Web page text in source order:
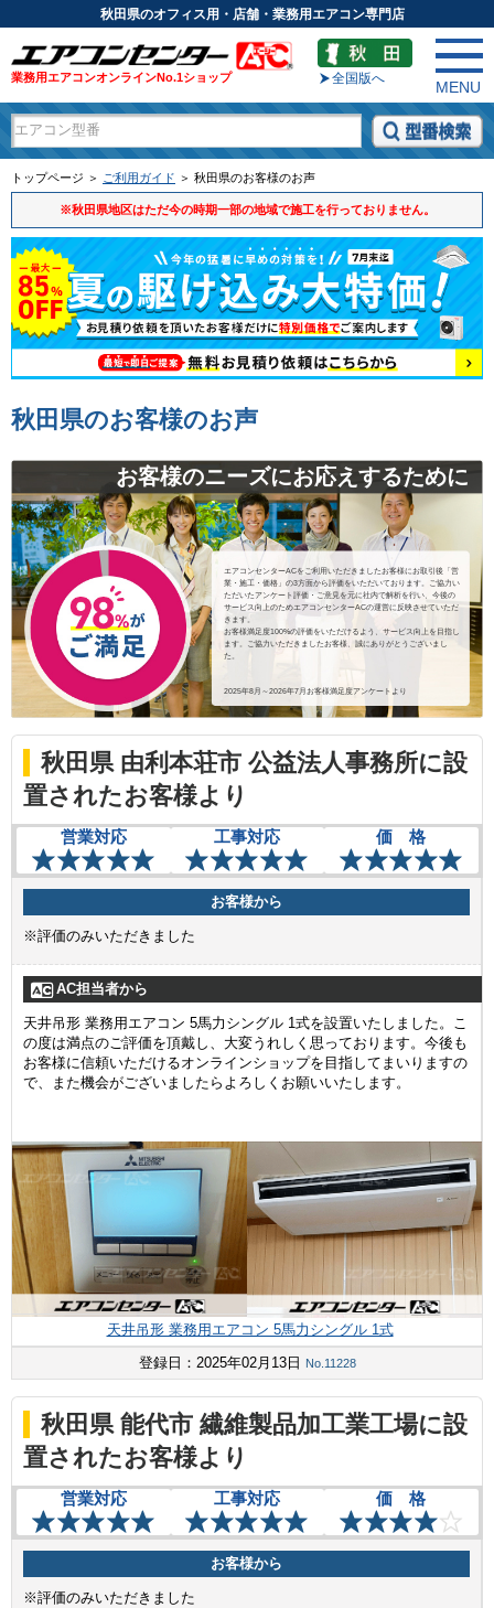
秋田県のオフィス用・店舗・業務用エアコン専門店
業務用エアコンオンラインNo.1ショップ 全国版へ
MENU
トップページ ＞ ご利用ガイド ＞ 秋田県のお客様のお声
※秋田県地区はただ今の時期一部の地域で施工を行っておりません。
秋田県のお客様のお声
お客様のニーズにお応えするために
エアコンセンターACをご利用いただきましたお客様にお取引後「営
業・施工・価格」の3方面から評価をいただいております。ご協力い
ただいたアンケート評価・ご意見を元に社内で解析を行い、今後の
サービス向上のためエアコンセンターACの運営に反映させていただ
きます。
お客様満足度100%の評価をいただけるよう、サービス向上を目指し
ます。ご協力いただきましたお客様、誠にありがとうございまし
た。
2025年8月～2026年7月お客様満足度アンケートより
秋田県 由利本荘市 公益法人事務所に設
置されたお客様より
営業対応 工事対応 価 格
お客様から
※評価のみいただきました
AC担当者から
天井吊形 業務用エアコン 5馬力シングル 1式を設置いたしました。こ
の度は満点のご評価を頂戴し、大変うれしく思っております。今後も
お客様に信頼いただけるオンラインショップを目指してまいりますの
で、また機会がございましたらよろしくお願いいたします。
天井吊形 業務用エアコン 5馬力シングル 1式
登録日：2025年02月13日
No.11228
秋田県 能代市 繊維製品加工業工場に設
置されたお客様より
営業対応 工事対応 価 格
お客様から
※評価のみいただきました